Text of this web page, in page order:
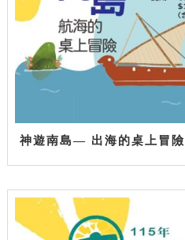
神遊南島— 出海的桌上冒險